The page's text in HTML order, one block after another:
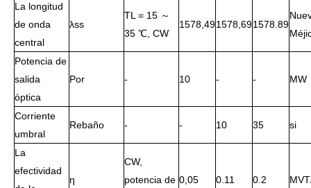
La longitud
de onda
central
λss
TL = 15 ～
35 ℃, CW
1578,491578,691578.89
Potencia de
salida
óptica
Por - 10 - - MW
Corriente
umbral
Rebaño - - 10 35 si
La
efectividad
ƞ
CW,
potencia de 0,05 0.11 0.2